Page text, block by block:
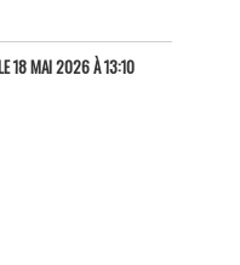
18 MAI 2026 À 13:10